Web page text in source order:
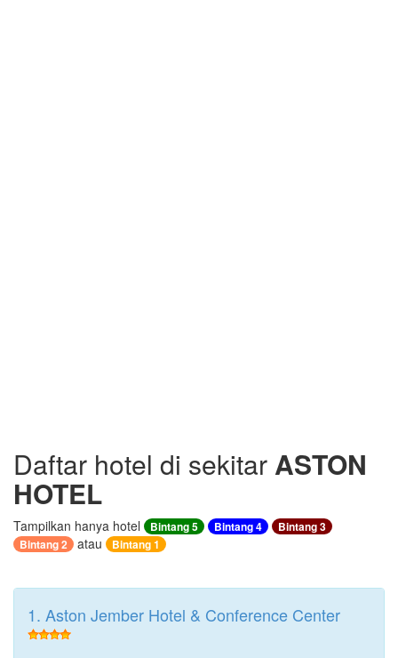
Daftar hotel di sekitar ASTON
HOTEL
Tampilkan hanya hotel Bintang 5 Bintang 4
Bintang 3
Bintang 2
atau Bintang 1
1. Aston Jember Hotel & Conference Center